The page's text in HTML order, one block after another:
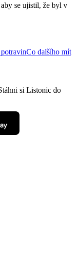
se ujistil, že byl v
Co dalšího mít
si Listonic do